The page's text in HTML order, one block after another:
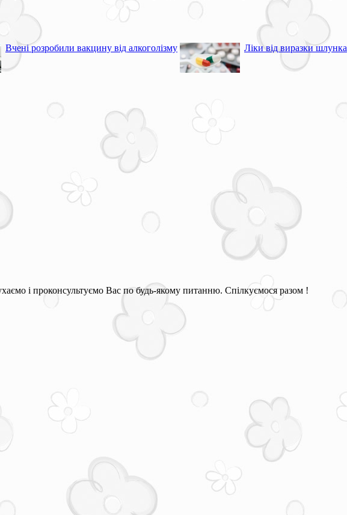
Вчені розробили вакцину від алкоголізму Ліки від виразки шлунка
і проконсультуємо Вас по будь-якому питанню. Спілкуємося разом !